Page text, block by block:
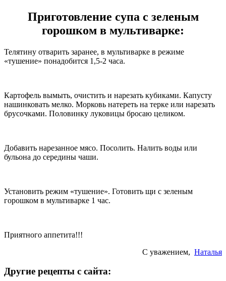
Приготовление супа с зеленым
горошком в мультиварке:
Телятину отварить заранее, в мультиварке в режиме
«тушение» понадобится 1,5-2 часа.
Картофель вымыть, очистить и нарезать кубиками. Капусту
нашинковать мелко. Морковь натереть на терке или нарезать
брусочками. Половинку луковицы бросаю целиком.
Добавить нарезанное мясо. Посолить. Налить воды или
бульона до середины чаши.
Установить режим «тушение». Готовить щи с зеленым
горошком в мультиварке 1 час.
Приятного аппетита!!!
С уважением, Наталья
Другие рецепты с сайта: